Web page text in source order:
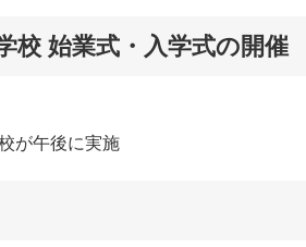
校 始業式・入学式の開催
が午後に実施